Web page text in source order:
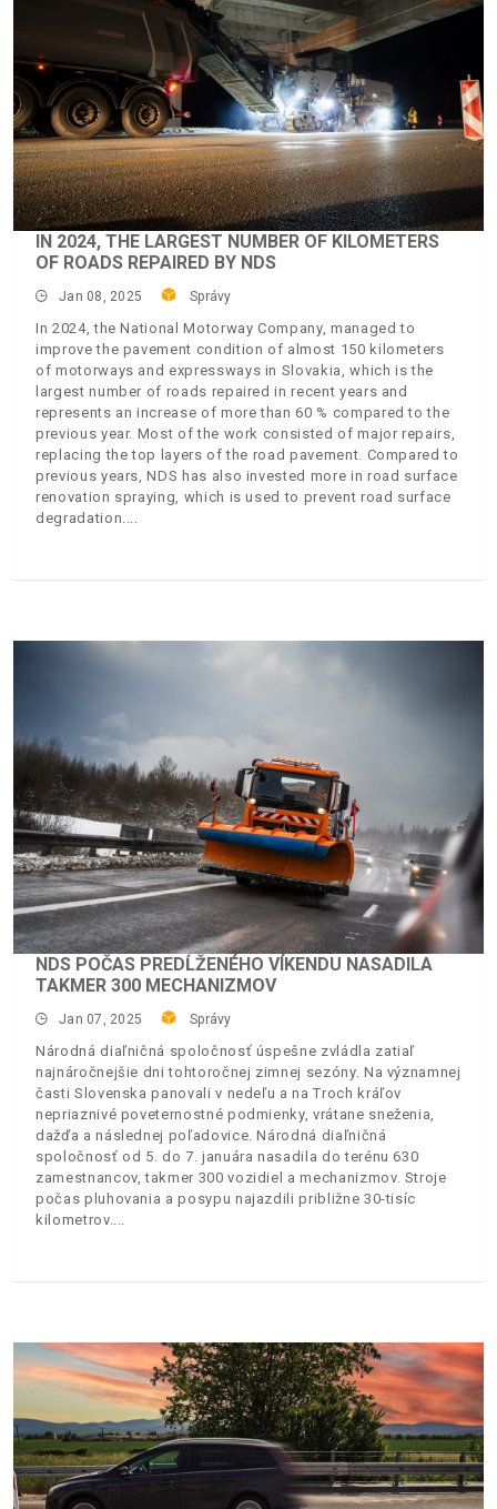
IN 2024, THE LARGEST NUMBER OF KILOMETERS
OF ROADS REPAIRED BY NDS
Jan 08, 2025 Správy
In 2024, the National Motorway Company, managed to
improve the pavement condition of almost 150 kilometers
of motorways and expressways in Slovakia, which is the
largest number of roads repaired in recent years and
represents an increase of more than 60 % compared to the
previous year. Most of the work consisted of major repairs,
replacing the top layers of the road pavement. Compared to
previous years, NDS has also invested more in road surface
renovation spraying, which is used to prevent road surface
degradation.
NDS POČAS PREDĹŽENÉHO VÍKENDU NASADILA
TAKMER 300 MECHANIZMOV
Jan 07, 2025 Správy
Národná diaľničná spoločnosť úspešne zvládla zatiaľ
najnáročnejšie dni tohtoročnej zimnej sezóny. Na významnej
časti Slovenska panovali v nedeľu a na Troch kráľov
nepriaznivé poveternostné podmienky, vrátane sneženia,
dažďa a následnej poľadovice. Národná diaľničná
spoločnosť od 5. do 7. januára nasadila do terénu 630
zamestnancov, takmer 300 vozidiel a mechanizmov. Stroje
počas pluhovania a posypu najazdili približne 30-tisíc
kilometrov.